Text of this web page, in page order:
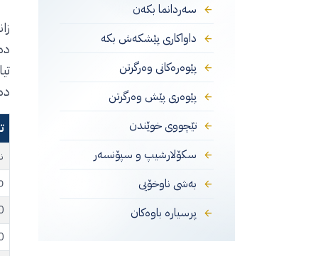
سەردانما بکەن
داواکاری پێشکەش بکە
پێوەرەکانی وەرگرتن
پێوەری پێش وەرگرتن
تێچووی خوێندن
سکۆلارشیپ و سپۆنسەر
بەشی ناوخۆیی
پرسیارە باوەکان
90